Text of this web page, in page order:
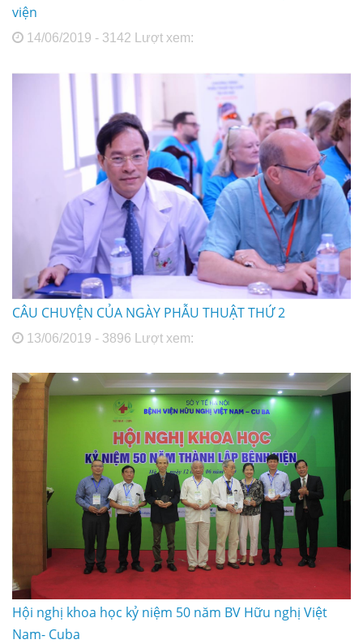
viện
14/06/2019 - 3142 Lượt xem:
CÂU CHUYỆN CỦA NGÀY PHẪU THUẬT THỨ 2
13/06/2019 - 3896 Lượt xem:
Hội nghị khoa học kỷ niệm 50 năm BV Hữu nghị Việt
Nam- Cuba